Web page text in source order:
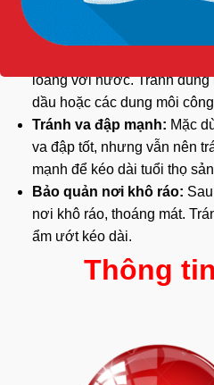
bề mặt kính.
Sử dụng dung dịch
loãng với nước. Tránh dùng
dầu hoặc các dung môi
Tránh va đập mạnh: Mặc
va đập tốt, nhưng vẫn nên
mạnh để kéo dài tuổi thọ
Bảo quản nơi khô ráo:
nơi khô ráo, thoáng mát.
ẩm ướt kéo dài.
Thông